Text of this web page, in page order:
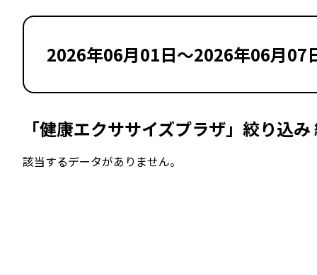
2026年06月01日～2026年06月07
「健康エクササイズプラザ」絞り込み
該当するデータがありません。